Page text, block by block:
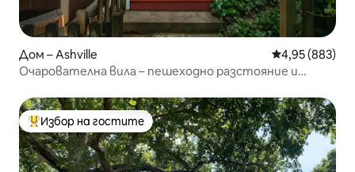
Дом – Ashville Средна
4,95 (883)
Очарователна вила – пешеходно разстояние и
Най-популярен избор на гостите
Избор на гостите